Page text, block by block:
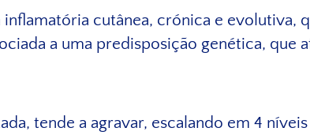
inflamatória cutânea, crónica e evolutiva,
a uma predisposição genética, que
tende a agravar, escalando em 4